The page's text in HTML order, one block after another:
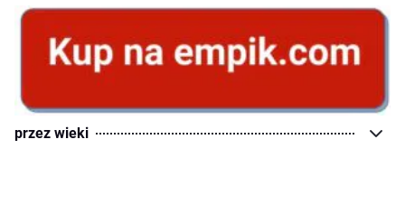
przez wieki